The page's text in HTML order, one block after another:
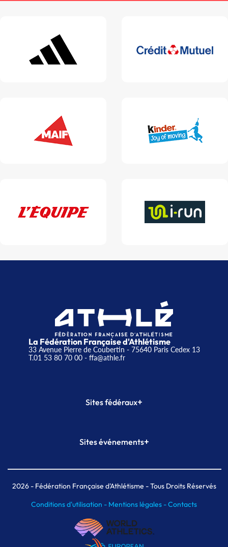
La Fédération Française d'Athlétisme
33 Avenue Pierre de Coubertin - 75640 Paris Cedex 13
T.01 53 80 70 00- ffa@athle.fr
Sites fédéraux+
Plateforme Formation
Sites événements+
Meeting de Paris indoor
MAIF Ekiden de Paris
2026- Fédération Française d'Athlétisme - Tous Droits Réservés
Conditions d'utilisation - Mentions légales -Contacts